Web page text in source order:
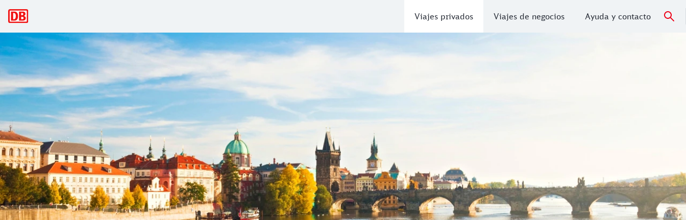
Viajes privados Viajes de negocios Ayuda y contacto
Praga: viaje con Deutsche Bahn al corazón de Europa
Praga se ubica en el centro del viejo continente y es posiblemente una de las capitales más bellas del mundo. Sus torres y magia se levantan en torno a la Plaza Vieja. Nada